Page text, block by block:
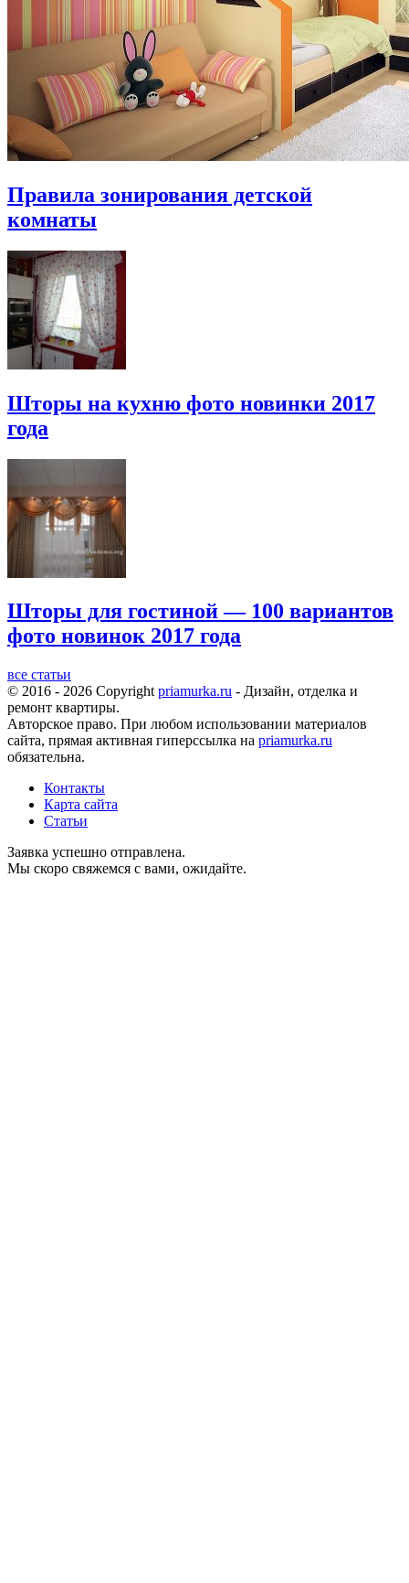
Правила зонирования детской
комнаты
Шторы на кухню фото новинки 2017
года
Шторы для гостиной — 100 вариантов
фото новинок 2017 года
все статьи
© 2016 - 2026 Copyright priamurka.ru - Дизайн, отделка и
ремонт квартиры.
Авторское право. При любом использовании материалов
сайта, прямая активная гиперссылка на priamurka.ru
обязательна.
Контакты
Карта сайта
Статьи
Заявка успешно отправлена.
Мы скоро свяжемся с вами, ожидайте.